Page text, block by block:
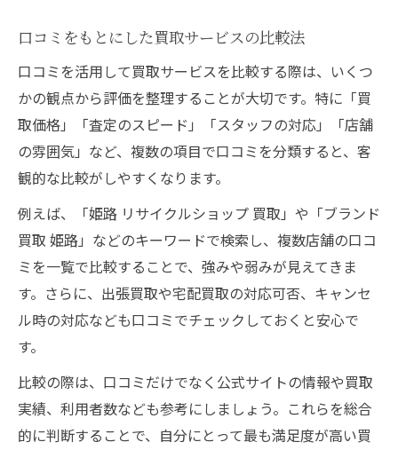
口コミをもとにした買取サービスの比較法
口コミを活用して買取サービスを比較する際は、いくつ
かの観点から評価を整理することが大切です。特に「買
取価格」「査定のスピード」「スタッフの対応」「店舗
の雰囲気」など、複数の項目で口コミを分類すると、客
観的な比較がしやすくなります。
例えば、「姫路 リサイクルショップ 買取」や「ブランド
買取 姫路」などのキーワードで検索し、複数店舗の口コ
ミを一覧で比較することで、強みや弱みが見えてきま
す。さらに、出張買取や宅配買取の対応可否、キャンセ
ル時の対応なども口コミでチェックしておくと安心で
す。
比較の際は、口コミだけでなく公式サイトの情報や買取
実績、利用者数なども参考にしましょう。これらを総合
的に判断することで、自分にとって最も満足度が高い買